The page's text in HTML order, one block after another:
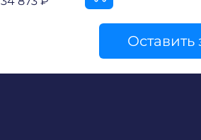
Оставить